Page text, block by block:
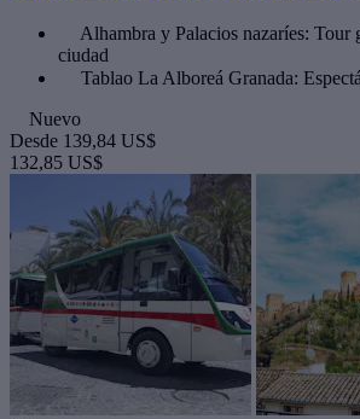
Alhambra y Palacios nazaríes: Tour
ciudad
Tablao La Alboreá Granada:
Nuevo
Desde 139,84 US$
132,85 US$